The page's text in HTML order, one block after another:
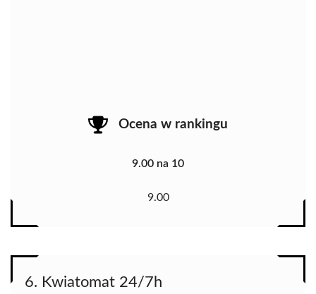
Ocena w rankingu
9.00 na 10
9.00
6. Kwiatomat 24/7h